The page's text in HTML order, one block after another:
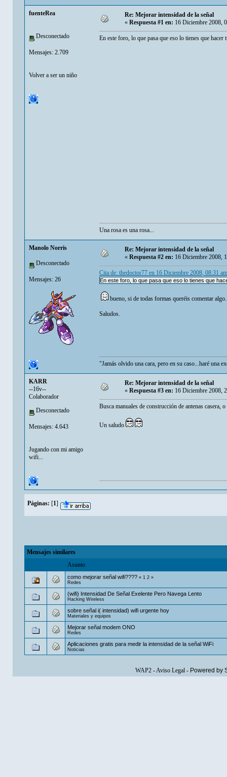
fuenteRea
Desconectado
Mensajes: 2.709
Volver a ser un niño
Re: Mejorar intensidad de la señal
« Respuesta #1 en: 16 Diciembre 2008,
En este foro, lo que pasa que eso lo tienes que hacer
Una rosa es una rosa...
Manolo Norris
Desconectado
Mensajes: 26
Re: Mejorar intensidad de la señal
«Respuesta #2 en:16 Diciembre 2008,
Cita de: thedoctor77 en 16 Diciembre 2008, 08:31 am
En este foro, lo que pasa que eso lo tienes que
bueno, si de todas formas queréis comentar
Saludos.
"Jamás olvido una cara, pero en su caso...haré una
KARR
--16v--
Colaborador
Desconectado
Mensajes: 4.643
Jugando con mi amigo
wifi...
Re: Mejorar intensidad de la señal
« Respuesta #3 en: 16 Diciembre 2008,
Busca manuales de construcción de antenas casera,
Un saludo
Páginas: [1]
Mensajes similares
Asunto
como mejorar señal wifi???? «1 2»
Redes
(wifi) Intensidad De Señal Exelente Pero Navega Lento
Hacking Wireless
sobre señal i( intensidad) wifi urgente hoy
Materiales y equipos
Mejorar señal modem ONO
Redes
Aplicaciones gratis para medir la intensidad de la señal WiFi
Noticias
WAP2-Aviso Legal- Powered by